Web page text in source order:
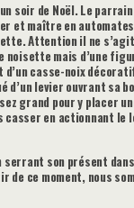
soir de Noël. Le
et maître en
Attention il ne
mais d’une
d’un casse-noix
d’un levier ouvrant sa
grand pour y placer
casser en actionnant le
serrant son présent
de ce moment, nous